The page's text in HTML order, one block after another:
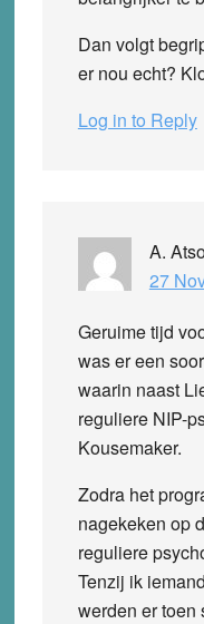
Dan volgt
er nou echt?
Log in to Reply
A.
27
Geruime tijd
was er een
waarin naast
reguliere NIP-
Kousemaker.
Zodra het
nagekeken op
reguliere
Tenzij ik
werden er toen